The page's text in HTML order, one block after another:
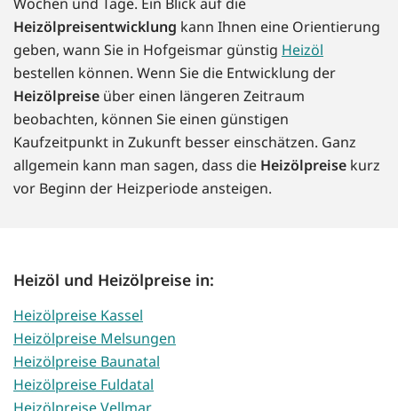
Heizölpreisentwicklung kann Ihnen eine Orientierung
geben, wann Sie in Hofgeismar günstig Heizöl
bestellen können. Wenn Sie die Entwicklung der
Heizölpreise über einen längeren Zeitraum
beobachten, können Sie einen günstigen
Kaufzeitpunkt in Zukunft besser einschätzen. Ganz
allgemein kann man sagen, dass die Heizölpreise kurz
vor Beginn der Heizperiode ansteigen.
Heizöl und Heizölpreise in:
Heizölpreise Kassel
Heizölpreise Melsungen
Heizölpreise Baunatal
Heizölpreise Fuldatal